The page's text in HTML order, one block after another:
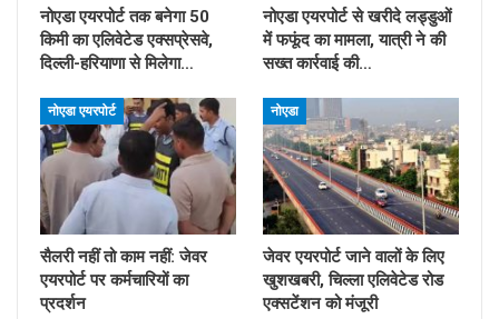
नोएडा एयरपोर्ट तक बनेगा 50
किमी का एलिवेटेड एक्सप्रेसवे,
दिल्ली-हरियाणा से मिलेगा…
नोएडा एयरपोर्ट से खरीदे लड्डुओं
में फफूंद का मामला, यात्री ने की
सख्त कार्रवाई की…
नोएडा एयरपोर्ट
सैलरी नहीं तो काम नहीं: जेवर
एयरपोर्ट पर कर्मचारियों का
प्रदर्शन
नोएडा
जेवर एयरपोर्ट जाने वालों के लिए
खुशखबरी, चिल्ला एलिवेटेड रोड
एक्सटेंशन को मंजूरी